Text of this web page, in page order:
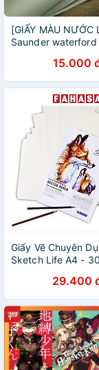
[GIẤY MÀU NƯỚC
Saunder
15.000
Giấy Vẽ Chuyên
Sketch Life A4 -
(10Tờ/Xấp)29.400